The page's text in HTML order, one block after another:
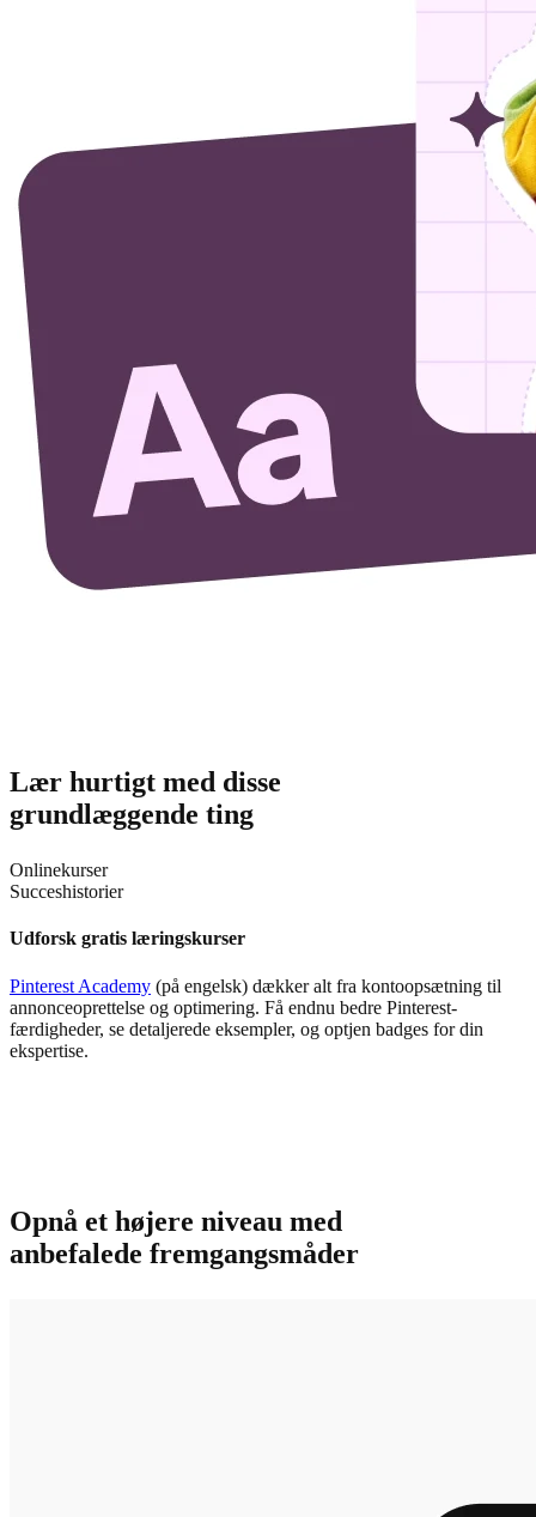
Lær hurtigt med disse
grundlæggende ting
Onlinekurser
Succeshistorier
Udforsk gratis læringskurser
Pinterest Academy (på engelsk) dækker alt fra kontoopsætning til
annonceoprettelse og optimering. Få endnu bedre Pinterest-
færdigheder, se detaljerede eksempler, og optjen badges for din
ekspertise.
Opnå et højere niveau med
anbefalede fremgangsmåder